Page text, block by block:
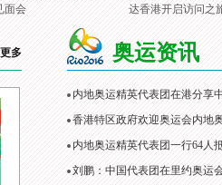
面会
达香港开启访问之
更多 奥运资讯
内地奥运精英代表团在港分享
香港特区政府欢迎奥运会内地
内地奥运精英代表团一行64人
刘鹏：中国代表团在里约奥运